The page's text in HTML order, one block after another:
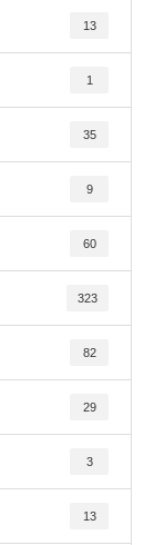
13
1
35
9
60
323
82
29
3
13